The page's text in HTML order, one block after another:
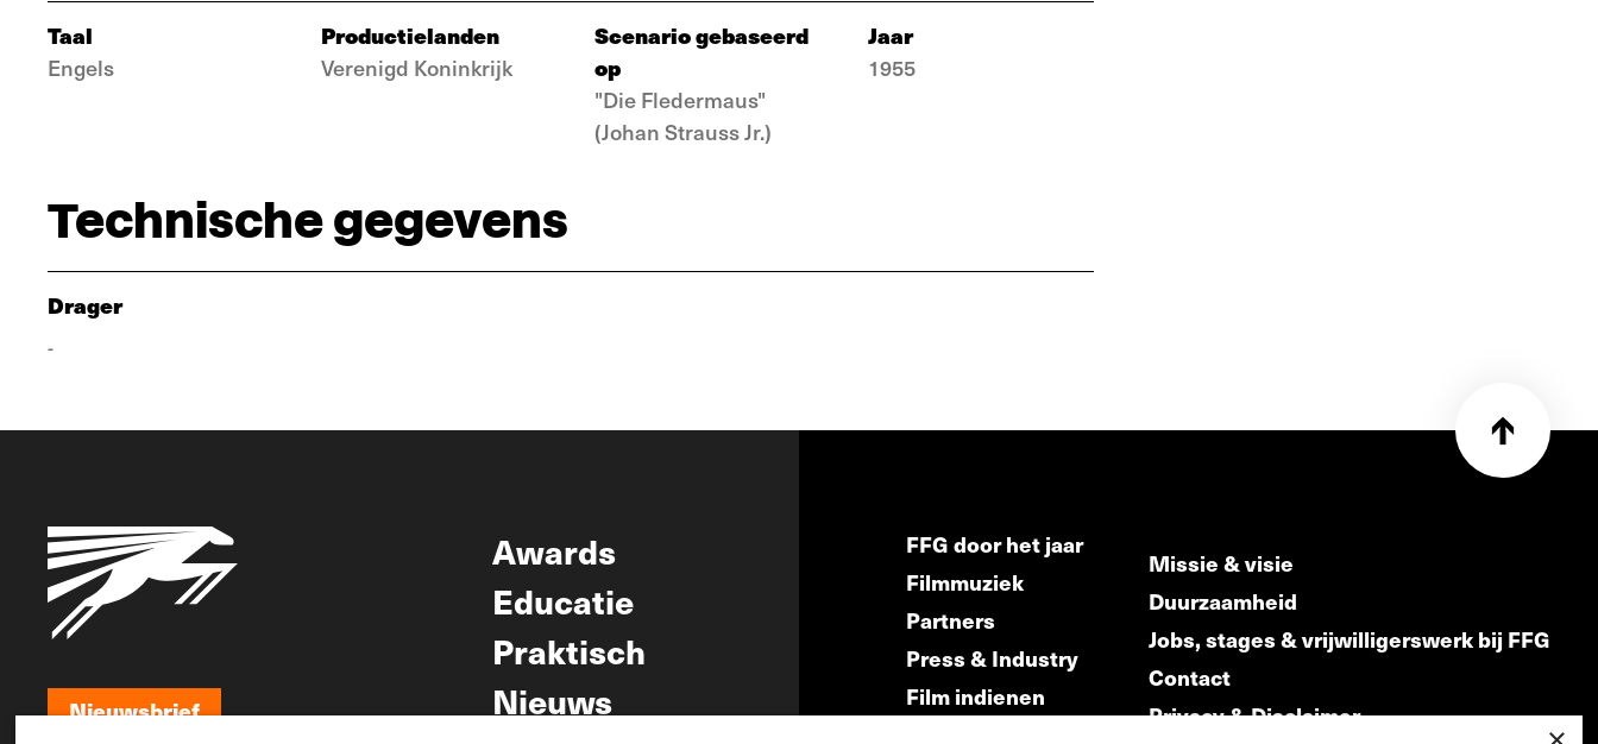
Taal
Engels
Productielanden
Verenigd Koninkrijk
Scenario gebaseerd
op
"Die Fledermaus"
(Johan Strauss Jr.)
Jaar
1955
Technische gegevens
Drager
-
Nieuwsbrief
Awards
Educatie
Praktisch
Nieuws
FFG door het jaar
Filmmuziek
Partners
Press & Industry
Film indienen
Missie & visie
Duurzaamheid
Jobs, stages & vrijwilligerswerk bij FFG
Contact
Privacy & Disclaimer